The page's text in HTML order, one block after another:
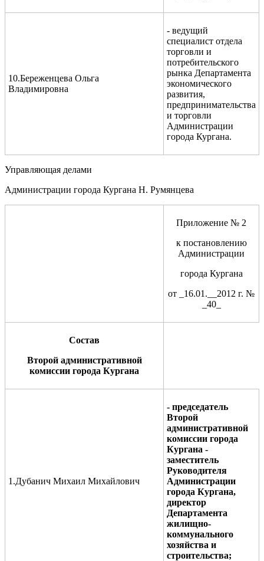
10.Береженцева Ольга
Владимировна
- ведущий
специалист отдела
торговли и
потребительского
рынка Департамента
экономического
развития,
предпринимательства
и торговли
Администрации
города Кургана.
Управляющая делами
Администрации города Кургана Н. Румянцева
Приложение № 2
к постановлению
Администрации
города Кургана
от _16.01.__2012 г. №
_40_
Состав
Второй административной
комиссии города Кургана
1.Дубанич Михаил Михайлович
- председатель
Второй
административной
комиссии города
Кургана -
заместитель
Руководителя
Администрации
города Кургана,
директор
Департамента
жилищно-
коммунального
хозяйства и
строительства;